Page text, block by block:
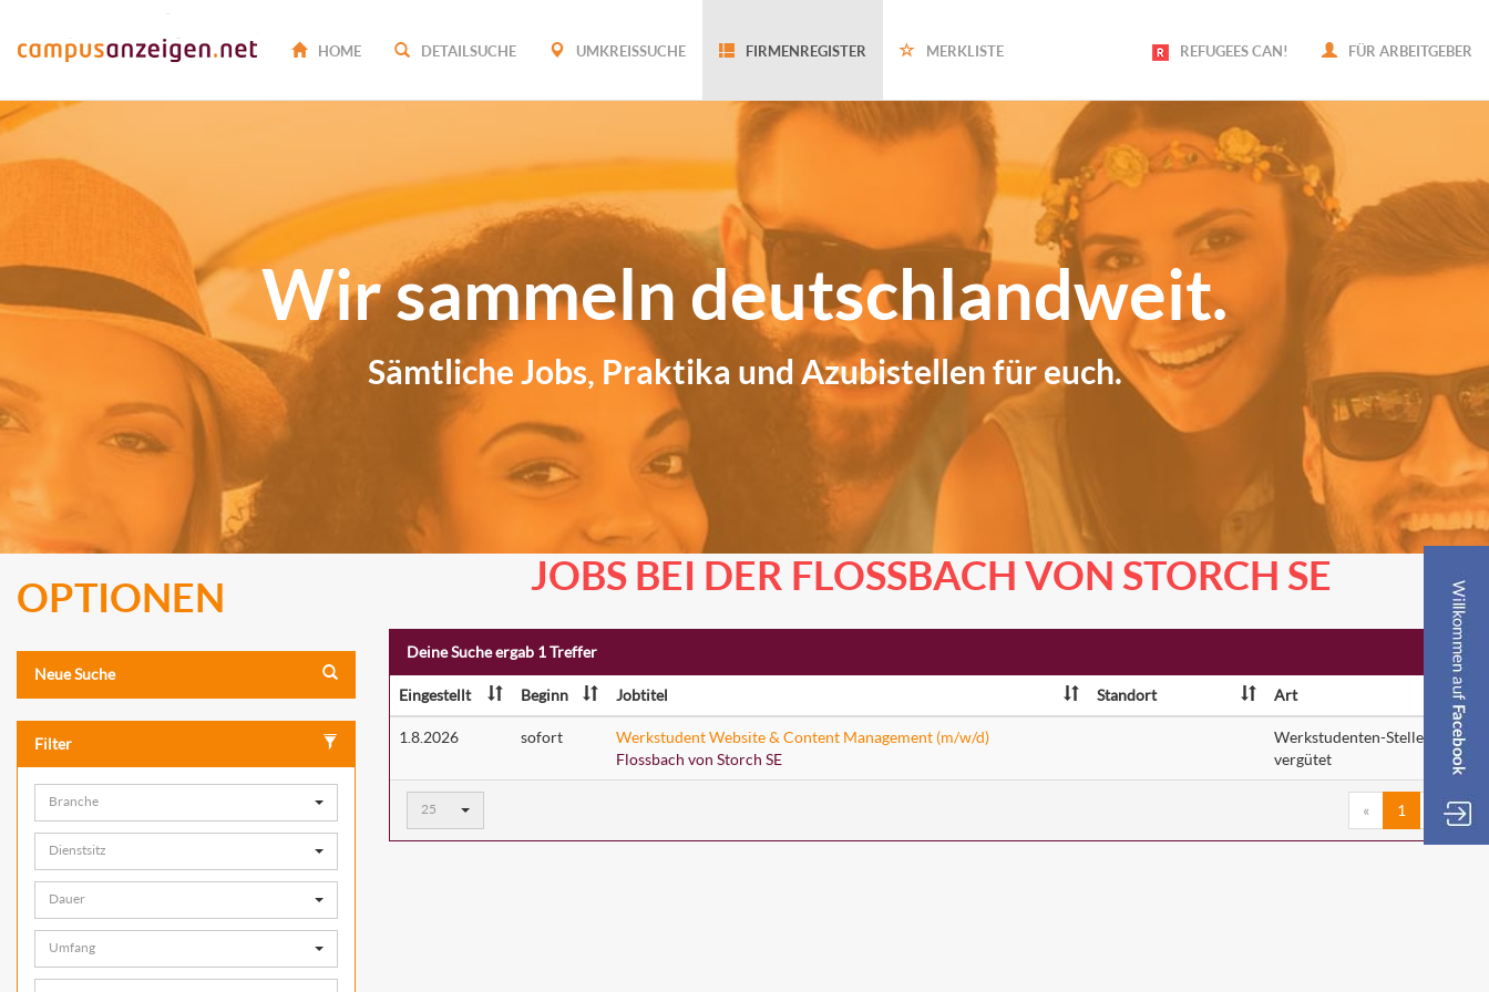
HOME DETAILSUCHE UMKREISSUCHE FIRMENREGISTER MERKLISTE REFUGEES CAN! FÜR ARBEITGEBER
Wir sammeln deutschlandweit.
Sämtliche Jobs, Praktika und Azubistellen für euch.
OPTIONEN
Neue Suche
Filter
Branche
Dienstsitz
Dauer
Umfang
JOBS BEI DER FLOSSBACH VON STORCH SE
Deine Suche ergab 1 Treffer
Eingestellt Beginn Jobtitel Standort Art
1.8.2026 sofort
Werkstudent Website & Content Management (m/w/d)
Flossbach von Storch SE
Werkstudenten-Stelle
vergütet
Ergebnisse
Seite:
25 « 1